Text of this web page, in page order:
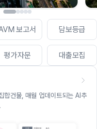
보고서 담보등급
평가자문 대출모집
합건물, 매월 업데이트되는 AI추